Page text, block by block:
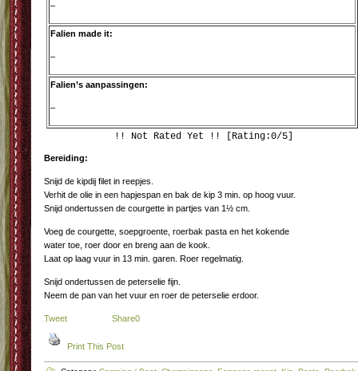
–
Falien made it:
–
Falien’s aanpassingen:
–
!! Not Rated Yet !! [Rating:0/5]
Bereiding:
Snijd de kipdij filet in reepjes.
Verhit de olie in een hapjespan en bak de kip 3 min. op hoog vuur.
Snijd ondertussen de courgette in partjes van 1½ cm.
Voeg de courgette, soepgroente, roerbak pasta en het kokende
water toe, roer door en breng aan de kook.
Laat op laag vuur in 13 min. garen. Roer regelmatig.
Snijd ondertussen de peterselie fijn.
Neem de pan van het vuur en roer de peterselie erdoor.
Tweet Share0
Print This Post